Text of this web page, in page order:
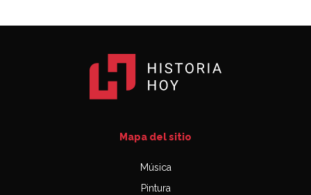
Mapa del sitio
Música
Pintura